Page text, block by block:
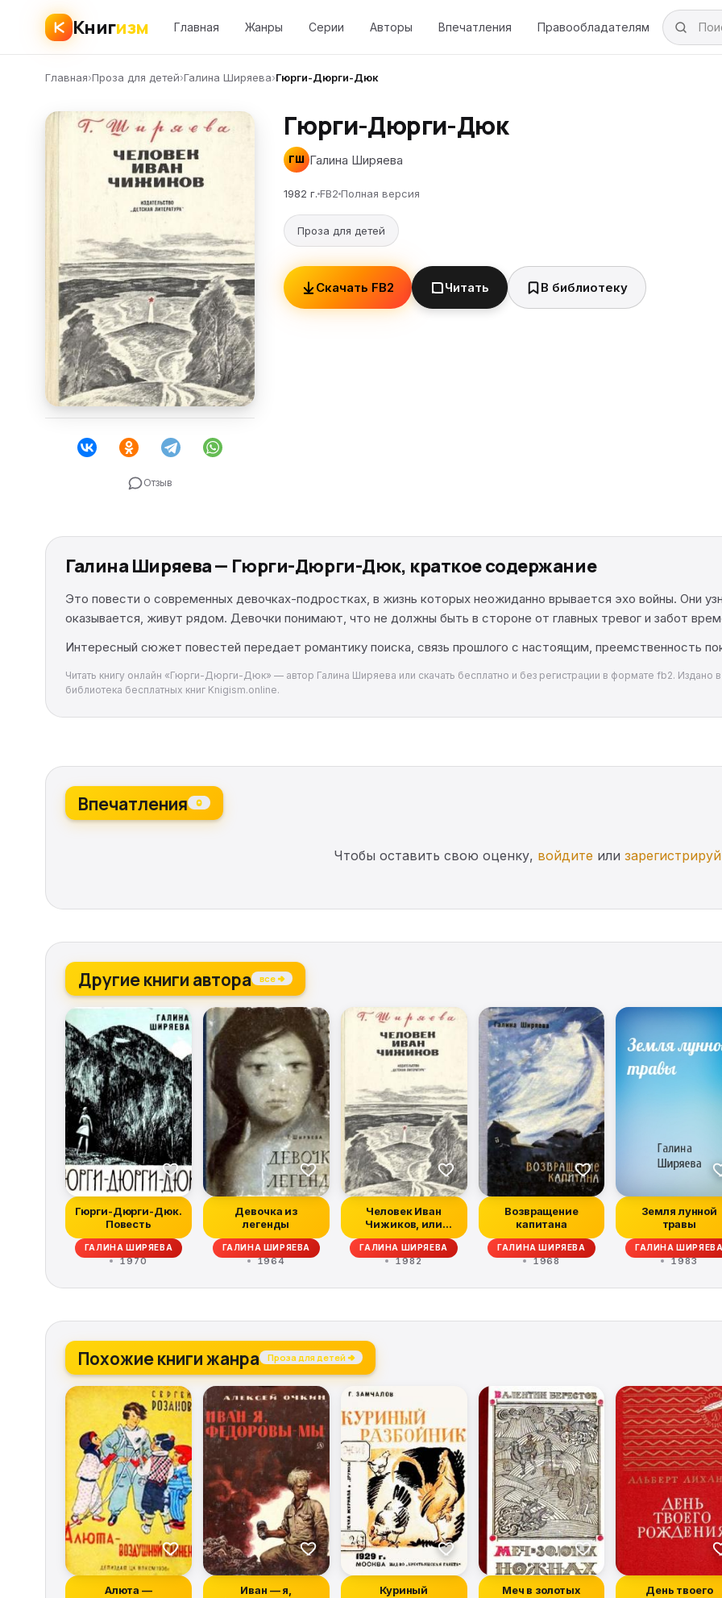
Книгизм Главная Жанры Серии Авторы Впечатления Правообладателям
Главная›Проза для детей›Галина Ширяева›Гюрги-Дюрги-Дюк
Отзыв
Гюрги-Дюрги-Дюк
ГШ Галина Ширяева
1982 г. FB2 Полная версия
Проза для детей
Скачать FB2 Читать В библиотеку
Галина Ширяева — Гюрги-Дюрги-Дюк, краткое содержание
Это повести о современных девочках-подростках, в жизнь которых неожиданно врывается эхо войны. Они
оказывается, живут рядом. Девочки понимают, что не должны быть в стороне от главных тревог и забот
Интересный сюжет повестей передает романтику поиска, связь прошлого с настоящим, преемственность
Читать книгу онлайн «Гюрги-Дюрги-Дюк» — автор Галина Ширяева или скачать бесплатно и без регистрации в формате fb2. Издано
библиотека бесплатных книг Knigism.online.
Впечатления 0
Чтобы оставить свою оценку, войдите или
Другие книги автора все →
Гюрги-Дюрги-Дюк.
Повесть
ГАЛИНА ШИРЯЕВА
1970
Девочка из
легенды
ГАЛИНА ШИРЯЕВА
1964
Человек Иван
Чижиков, или
Повесть о девочке
из лег...
ГАЛИНА ШИРЯЕВА
1982
Возвращение
капитана
ГАЛИНА ШИРЯЕВА
1968
Земля лунной
травы
ГАЛИНА
1983
Похожие книги жанра Проза для детей →
Алюта —
Иван — я,
Куриный
Меч в золотых
День твоего